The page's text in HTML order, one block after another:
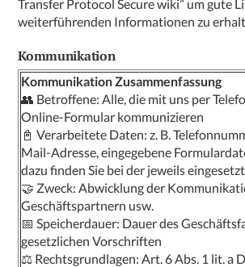
Transfer Protocol Secure wiki” um gute
weiterführenden Informationen zu
Kommunikation
Kommunikation Zusammenfassung
👥 Betroffene: Alle, die mit uns per
Online-Formular kommunizieren
📓 Verarbeitete Daten: z. B.
Mail-Adresse, eingegebene
dazu finden Sie bei der jeweils
🤝 Zweck: Abwicklung der
Geschäftspartnern usw.
📅 Speicherdauer: Dauer des
gesetzlichen Vorschriften
⚖️ Rechtsgrundlagen: Art. 6 Abs. 1 lit. a